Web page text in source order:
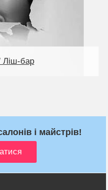
Ліш-бар
і майстрів!